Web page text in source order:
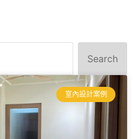
Search
室內設計案例